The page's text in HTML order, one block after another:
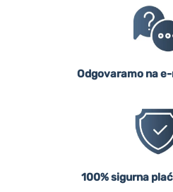
Odgovaramo na
100% sigurna